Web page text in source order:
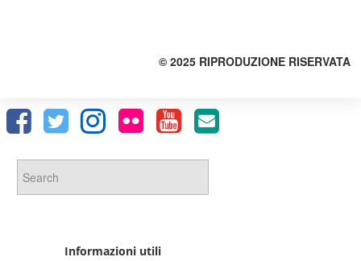
© 2025 RIPRODUZIONE RISERVATA
Informazioni utili